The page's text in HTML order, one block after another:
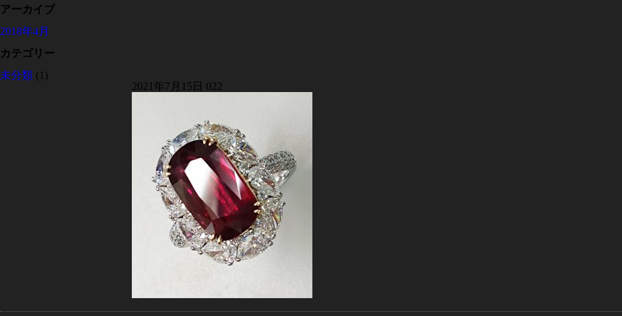
アーカイブ
2018年4月
カテゴリー
未分類 (1)
2021年7月15日 022